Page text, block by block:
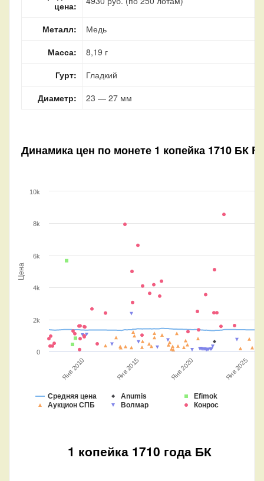
цена:
Металл:
Медь
Масса:
8,19 г
Гурт:
Гладкий
Диаметр:
23 — 27 мм
Динамика цен по монете 1 копейка 1710 БК F
Цена
Средняя цена Anumis
Efimok
Аукцион СПБ
Волмар Конрос
Янв 2010 Янв 2015 Янв 2020 Янв 2025
0
2k
4k
6k
8k
10k
1 копейка 1710 года БК